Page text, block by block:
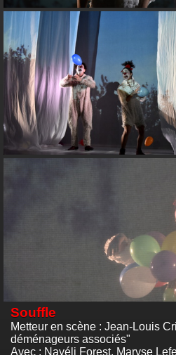
Souffle
Metteur en scène : Jean-Louis
déménageurs associés"
Avec : Nayéli Forest, Maryse